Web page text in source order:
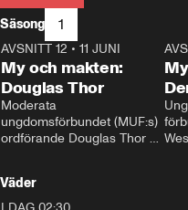
Säsong 1
26:27
AVSNITT 12 • 11 JUNI
My och makten:
Douglas Thor
Moderata
ungdomsförbundet (MUF:s)
ordförande Douglas Thor
tonårsutvisningarna och hur
Moderaterna ska locka
Väder